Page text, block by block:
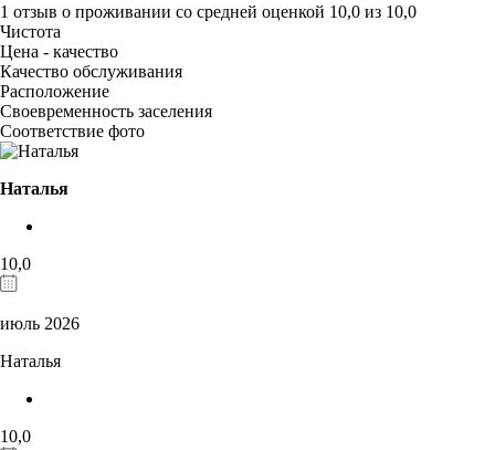
1 отзыв о проживании со средней оценкой 10,0 из 10,0
Чистота
Цена - качество
Качество обслуживания
Расположение
Своевременность заселения
Соответствие фото
Наталья
10,0
июль 2026
Наталья
10,0